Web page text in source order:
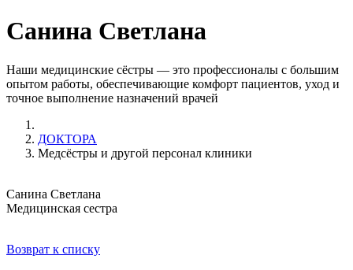
Санина Светлана
Наши медицинские сёстры — это профессионалы с большим
опытом работы, обеспечивающие комфорт пациентов, уход и
точное выполнение назначений врачей
ДОКТОРА
Медсёстры и другой персонал клиники
Санина Светлана
Медицинская сестра
Возврат к списку